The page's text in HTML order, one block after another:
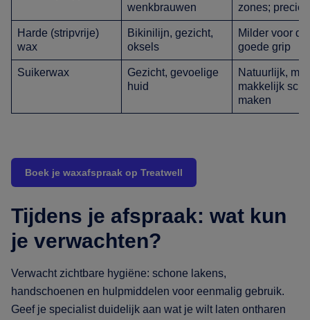
wenkbrauwen
zones; precies
Harde (stripvrije)
wax
Bikinilijn, gezicht,
oksels
Milder voor
goede grip
Suikerwax
Gezicht, gevoelige
huid
Natuurlijk,
makkelijk
maken
Boek je waxafspraak op Treatwell
Tijdens je afspraak: wat kun
je verwachten?
Verwacht zichtbare hygiëne: schone lakens,
handschoenen en hulpmiddelen voor eenmalig gebruik.
Geef je specialist duidelijk aan wat je wilt laten ontharen